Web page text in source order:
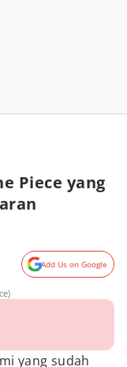
Piece yang
Add Us on Google
yang sudah